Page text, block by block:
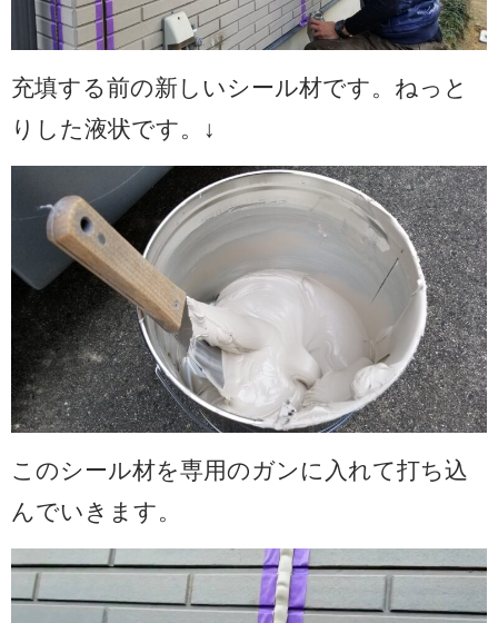
充填する前の新しいシール材です。ねっと
りした液状です。↓
このシール材を専用のガンに入れて打ち込
んでいきます。